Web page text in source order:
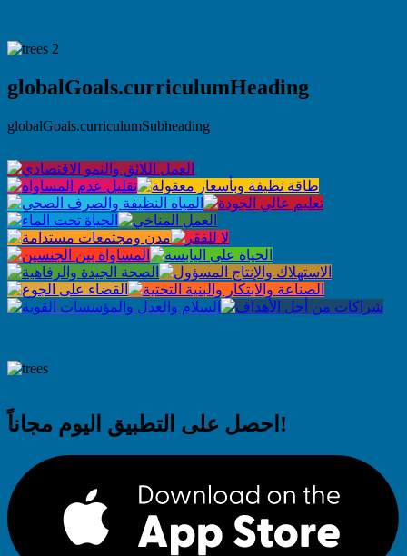
globalGoals.curriculumHeading
globalGoals.curriculumSubheading
احصل على التطبيق اليوم مجاناً!